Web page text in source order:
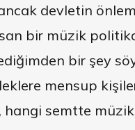
devletin
bir müzik
bir şey
mensup
semtte